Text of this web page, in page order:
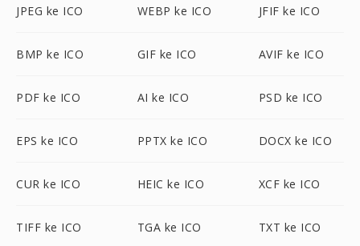
JPEG ke ICO WEBP ke ICO JFIF ke ICO
BMP ke ICO GIF ke ICO AVIF ke ICO
PDF ke ICO AI ke ICO PSD ke ICO
EPS ke ICO PPTX ke ICO DOCX ke ICO
CUR ke ICO HEIC ke ICO XCF ke ICO
TIFF ke ICO TGA ke ICO TXT ke ICO